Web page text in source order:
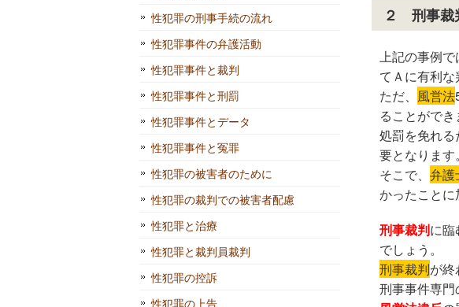
２ 刑事裁
上記の事例
てＡに有利な
ただ、 風営法
ることができ
処罰を免れ
要となります。
そこで、 弁護
かったことに
刑事裁判に
でしょう。
刑事裁判が終
刑事事件専門
性犯罪の刑事手続の流れ
性犯罪事件の弁護活動
性犯罪事件と裁判
性犯罪事件と刑罰
性犯罪事件とデータ
性犯罪事件と冤罪
性犯罪の被害者のために
性犯罪の裁判での被害者配慮
性犯罪と治療
性犯罪と裁判員裁判
性犯罪の控訴
性犯罪の上告